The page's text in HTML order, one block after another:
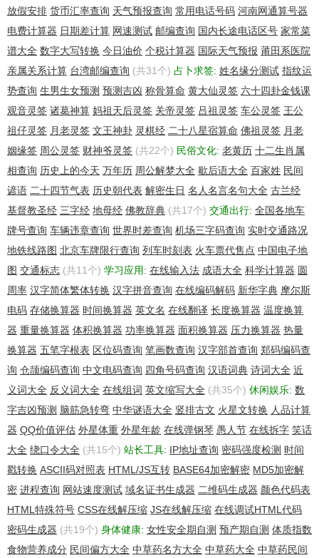
放假安排 货币汇率查询 天气预报查询 常用电话号码 河南网通算号器
电费计算器 日期差计算 网速测试 邮编查询 国内长途电话区号 家常菜
谱大全 数字大写转换 今日油价 个税计算器 国际天气预报 莆田系医院
亲属关系计算 台湾邮编查询 (共31个) 占卜求签: 姓名缘分测试 指纹运
势查询 生男生女预测 预测吉凶 称骨算命 黄大仙灵签 六十四卦金钱课
观音灵签 诸葛神算 妈祖天后灵签 关帝灵签 吕祖灵签 车公灵签 王公
祖仔灵签 月老灵签 文王神卦 灵棋经 二十八星宿算命 佛祖灵签 月老
姻缘签 周公灵签 财神爷灵签 (共22个) 民俗文化: 老黄历 十二生肖属
相查询 历史上的今天 万年历 周公解梦大全 歇后语大全 百家姓 民间
谚语 二十四节气表 历史朝代表 解密生日 名人名言名句大全 古兰经
基督教圣经 三字经 地母经 佛教辞典 (共17个) 交通出行: 全国各地车
牌号查询 车辆违章查询 世界时差查询 机场三字码查询 实时交通路况
地铁线路图 北京车牌限行查询 列车时刻表 火车票代售点 中国电子地
图 交通标志 (共11个) 学习应用: 在线输入法 成语大全 科学计算器 圆
周率 汉字简体繁体转换 汉字拼音查询 在线编码解码 新华字典 摩尔斯
电码 存储换算器 时间换算器 英文名 在线翻译 长度换算器 温度换算
器 重量换算器 体积换算器 功率换算器 面积换算器 压力换算器 热量
换算器 五笔字根表 区位码查询 笔画数查询 汉字部首查询 郑码编码查
询 仓颉编码查询 中文电码查询 四角号码查询 汉语词典 诗词大全 近
义词大全 反义词大全 在线组词 英文缩写大全 (共35个) 休闲娱乐: 数
字吉凶预测 脑筋急转弯 中华谜语大全 竖排古文 火星文转换 人品计算
器 QQ价值评估 外星体重 外星年龄 在线弹钢琴 愚人节 在线拆字 笑话
大全 绕口令大全 (共15个) 站长工具: IP地址查询 密码强度检测 时间
戳转换 ASCII码对照表 HTML/JS互转 BASE64加密解密 MD5加密解
密 进程查询 网站速度测试 域名证书生成器 二维码生成器 颜色代码表
HTML特殊符号 CSS在线解压缩 JS在线解压缩 在线调试HTML代码
密码生成器 (共19个) 身体健康: 女性安全期自测 预产期自测 体质指数
食物营养成分 民间偏方大全 中草药名方大全 中草药大全 中草药民间